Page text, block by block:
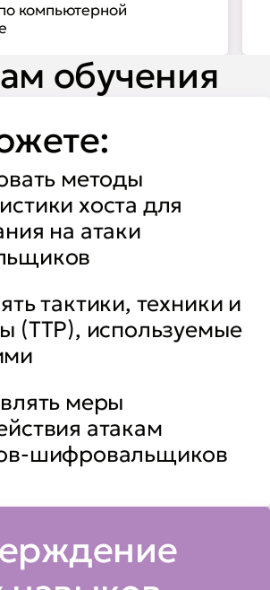
компьютерной
обучения
методы
хоста для
на атаки
тактики, техники и
(TTP), используемые
меры
атакам
шифровальщиков